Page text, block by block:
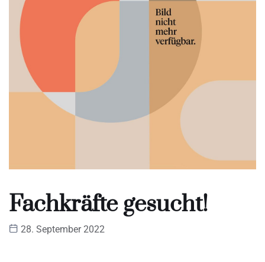
Fachkräfte gesucht!
28. September 2022